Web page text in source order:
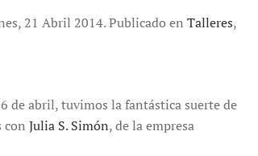
21 Abril 2014. Publicado en Talleres,
de abril, tuvimos la fantástica suerte de
con Julia S. Simón, de la empresa